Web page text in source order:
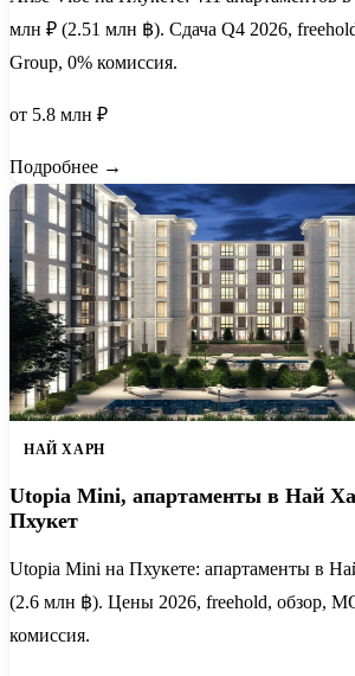
млн ₽ (2.51 млн ฿). Сдача Q4 2026,
Group, 0% комиссия.
от 5.8 млн ₽
Подробнее →
НАЙ ХАРН
Utopia Mini, апартаменты в Най
Пхукет
Utopia Mini на Пхукете: апартаменты в
(2.6 млн ฿). Цены 2026, freehold, обзор,
комиссия.